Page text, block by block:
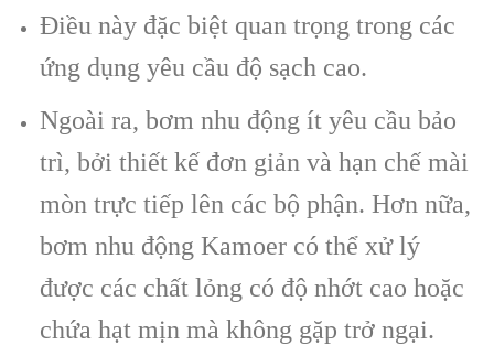
Điều này đặc biệt quan trọng trong các
ứng dụng yêu cầu độ sạch cao.
Ngoài ra, bơm nhu động ít yêu cầu bảo
trì, bởi thiết kế đơn giản và hạn chế mài
mòn trực tiếp lên các bộ phận. Hơn nữa,
bơm nhu động Kamoer có thể xử lý
được các chất lỏng có độ nhớt cao hoặc
chứa hạt mịn mà không gặp trở ngại.